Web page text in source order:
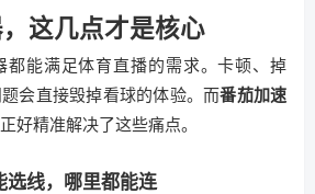
这几点才是核心
都能满足体育直播的需求。卡顿、掉
会直接毁掉看球的体验。而番茄加速
好精准解决了这些痛点。
选线，哪里都能连